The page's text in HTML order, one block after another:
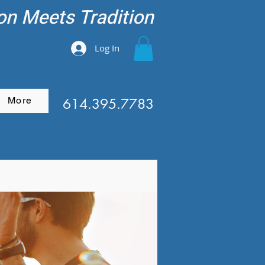
Meets Tradition
Log In
More 614.395.7783